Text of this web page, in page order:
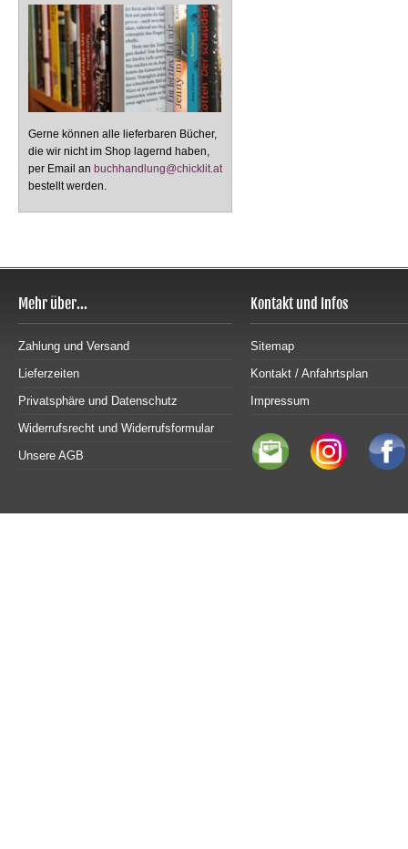
Gerne können alle lieferbaren Bücher,
die wir nicht im Shop lagernd haben,
per Email an buchhandlung@chicklit.at
bestellt werden.
Mehr über...
Zahlung und Versand
Lieferzeiten
Privatsphäre und Datenschutz
Widerrufsrecht und Widerrufsformular
Unsere AGB
Kontakt und Infos
Sitemap
Kontakt / Anfahrtsplan
Impressum